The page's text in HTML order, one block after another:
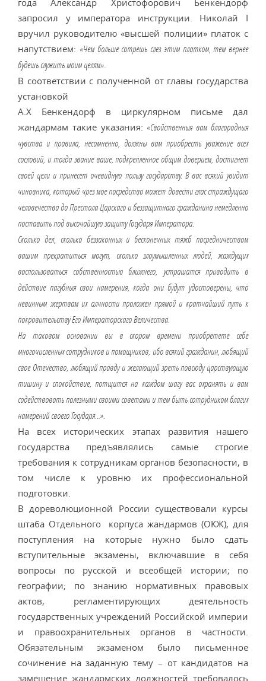
года Александр Христофорович Бенкендорф
запросил у императора инструкции. Николай I
вручил руководителю «высшей полиции» платок с
напутствием: «Чем больше сотрешь слез этим платком, тем вернее
будешь служить моим целям».
В соответствии с полученной от главы государства
установкой
А.Х Бенкендорф в циркулярном письме дал
жандармам такие указания: «Свойственныя вам благородныя
чувства и правила, несомненно, должны вам приобресть уважение всех
сословий, и тогда звание ваше, подкрепленное общим доверием, достигнет
своей цели и принесет очевидную пользу государству. В вас всякий увидит
чиновника, который чрез мое посредство может довести глас страждущаго
человечества до Престола Царскаго и беззащитнаго гражданина немедленно
поставить под высочайшую защиту Государя Императора.
Сколько дел, сколько беззаконных и бесконечных тяжб посредничеством
вашим прекратиться могут, сколько злоумышленных людей, жаждущих
воспользоваться собственностью ближнего, устрашатся приводить в
действие пагубныя свои намерения, когда они будут удостоверены, что
невинным жертвам их алчности проложен прямой и кратчайший путь к
покровительству Его Императорскаго Величества.
На таковом основании вы в скором времени приобретете себе
многочисленных сотрудников и помощников, ибо всякий гражданин, любящий
свое Отечество, любящий правду и желающий зреть повсюду царствующую
тишину и спокойствие, потщится на каждом шагу вас охранять и вам
содействовать полезными своими советами и тем быть сотрудником благих
намерений своего Государя…».
На всех исторических этапах развития нашего
государства предъявлялись самые строгие
требования к сотрудникам органов безопасности, в
том числе к уровню их профессиональной
подготовки.
В дореволюционной России существовали курсы
штаба Отдельного корпуса жандармов (ОКЖ), для
поступления на которые нужно было сдать
вступительные экзамены, включавшие в себя
вопросы по русской и всеобщей истории; по
географии; по знанию нормативных правовых
актов, регламентирующих деятельность
государственных учреждений Российской империи
и правоохранительных органов в частности.
Обязательным экзаменом было письменное
сочинение на заданную тему – от кандидатов на
замещение жандармских должностей требовалось